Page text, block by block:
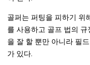
골퍼는 퍼팅을 피하기 위
를 사용하고 골프 법의
을 잘 할 뿐만 아니라 필
가 있다.